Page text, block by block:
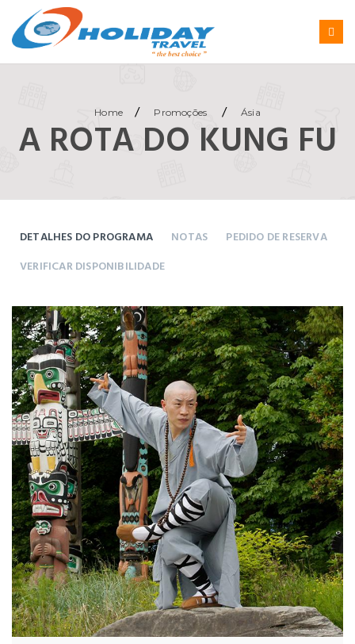
Home / Promoções / Ásia
A ROTA DO KUNG FU
DETALHES DO PROGRAMA NOTAS
PEDIDO DE RESERVA
VERIFICAR DISPONIBILIDADE